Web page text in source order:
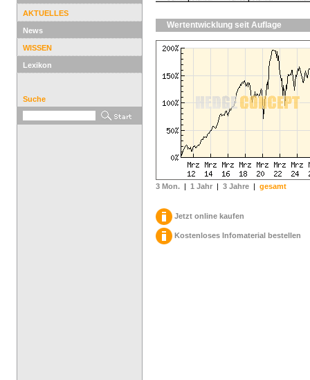
AKTUELLES
News
WISSEN
Lexikon
Suche
Wertentwicklung seit Auflage
3 Mon. | 1 Jahr | 3 Jahre | gesamt
Jetzt online kaufen
Kostenloses Infomaterial bestellen